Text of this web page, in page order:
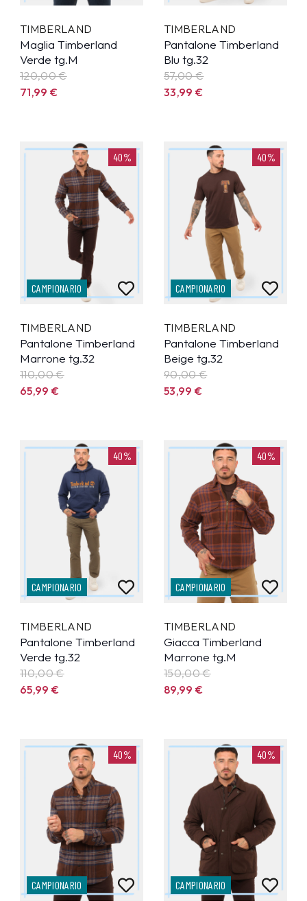
TIMBERLAND
Maglia Timberland
Verde tg.M
120,00 €
71,99€
TIMBERLAND
Pantalone Timberland
Blu tg.32
57,00 €
33,99€
40%
CAMPIONARIO
TIMBERLAND
Pantalone Timberland
Marrone tg.32
110,00 €
65,99€
40%
CAMPIONARIO
TIMBERLAND
Pantalone Timberland
Beige tg.32
90,00 €
53,99€
40%
CAMPIONARIO
TIMBERLAND
Pantalone Timberland
Verde tg.32
110,00 €
65,99€
40%
CAMPIONARIO
TIMBERLAND
Giacca Timberland
Marrone tg.M
150,00 €
89,99€
40%
CAMPIONARIO
40%
CAMPIONARIO